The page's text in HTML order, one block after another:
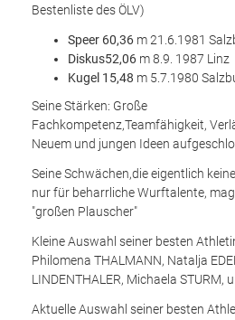
Bestenliste des ÖLV)
Speer 60,36 m 21.6.1981
Diskus52,06 m 8.9. 1987 Linz
Kugel 15,48 m 5.7.1980
Seine Stärken: Große
Fachkompetenz,Teamfähigkeit,
Neuem und jungen Ideen
Seine Schwächen,die eigentlich
nur für beharrliche Wurftalente,
"großen Plauscher"
Kleine Auswahl seiner besten
Philomena THALMANN, Natalja
LINDENTHALER, Michaela STURM,
Aktuelle Auswahl seiner besten